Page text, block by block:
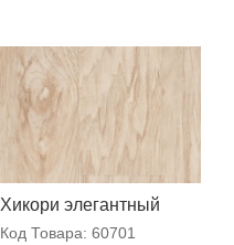
Хикори элегантный
Код Товара: 60701